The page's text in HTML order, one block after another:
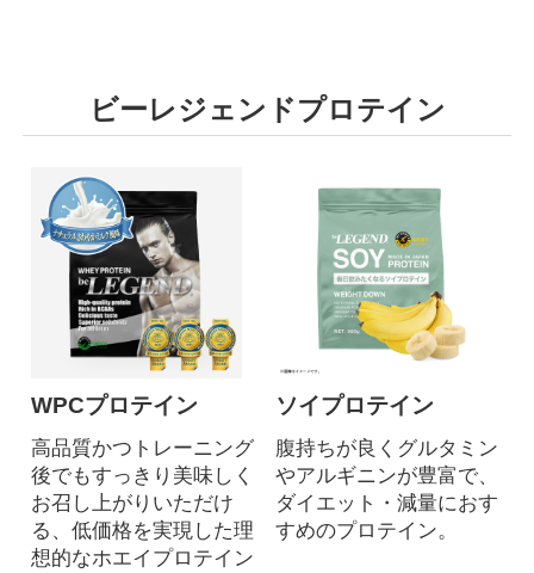
ビーレジェンドプロテイン
WPCプロテイン
高品質かつトレーニング
後でもすっきり美味しく
お召し上がりいただけ
る、低価格を実現した理
想的なホエイプロテイン
ソイプロテイン
腹持ちが良くグルタミン
やアルギニンが豊富で、
ダイエット・減量におす
すめのプロテイン。